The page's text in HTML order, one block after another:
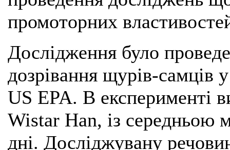
промоторних
Дослідження було
дозрівання щурів-самців
US EPA. В експерименті
Wistar Han, із середньою
дні. Досліджувану